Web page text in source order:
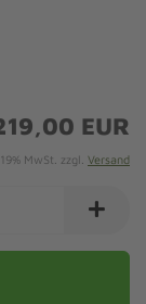
EUR
MwSt. zzgl. Versand